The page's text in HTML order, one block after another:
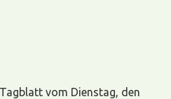
vom Dienstag, den